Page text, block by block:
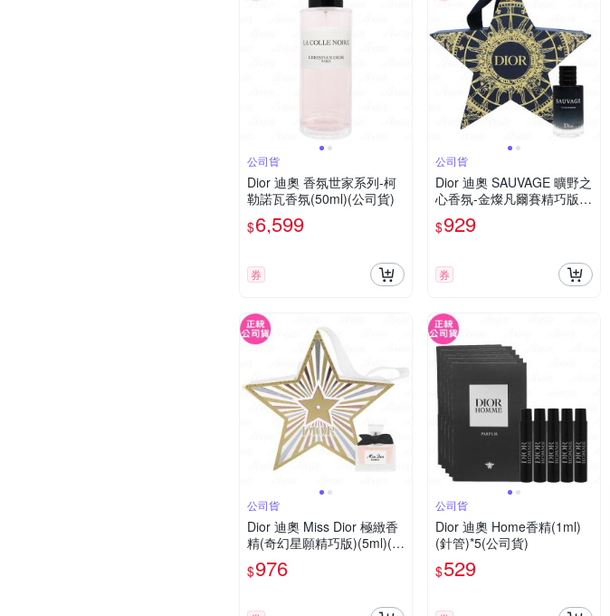
公司貨
Dior 迪奧 香氛世家系列-柯
勒諾瓦香氛(50ml)(公司貨)
$6,599
券
公司貨
Dior 迪奧 SAUVAGE 曠野之
心香氛-金燦凡爾賽精巧版(1
0ml)(公司貨)
$929
券
公司貨
Dior 迪奧 Miss Dior 極緻香
精(奇幻星願精巧版)(5ml)(公
司貨)
$976
公司貨
Dior 迪奧 Home香精(1ml)
(針管)*5(公司貨)
$529